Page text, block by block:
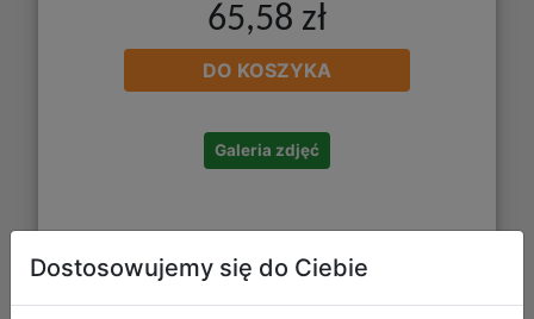
65,58 zł
DO KOSZYKA
Galeria zdjęć
Dostosowujemy się do Ciebie